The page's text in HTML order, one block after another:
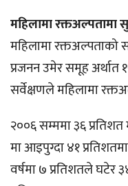
महिलामा रक्तअल्पतामा
महिलामा रक्तअल्पताको
प्रजनन उमेर समूह अर्थात
सर्वेक्षणले महिलामा
२००६ सम्ममा ३६
मा आइपुग्दा ४१
वर्षमा ७ प्रतिशतले घटेर